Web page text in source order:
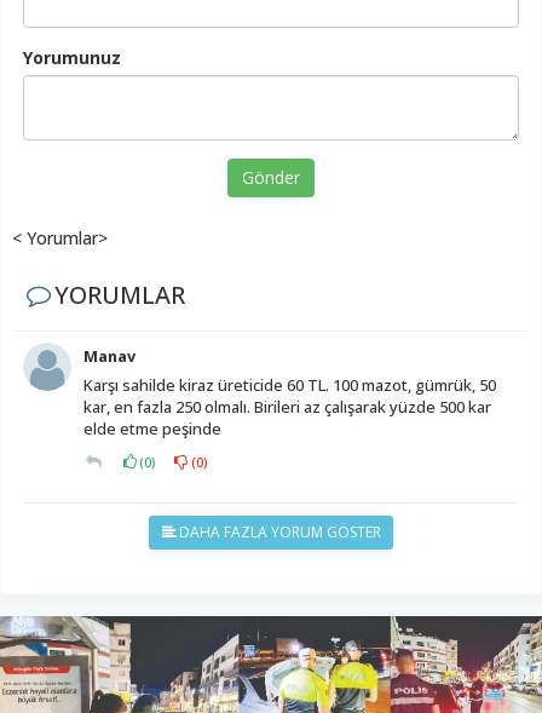
Yorumunuz
Gönder
< Yorumlar>
YORUMLAR
Manav
Karşı sahilde kiraz üreticide 60 TL. 100 mazot, gümrük, 50
kar, en fazla 250 olmalı. Birileri az çalışarak yüzde 500 kar
elde etme peşinde
(0) (0)
DAHA FAZLA YORUM GÖSTER